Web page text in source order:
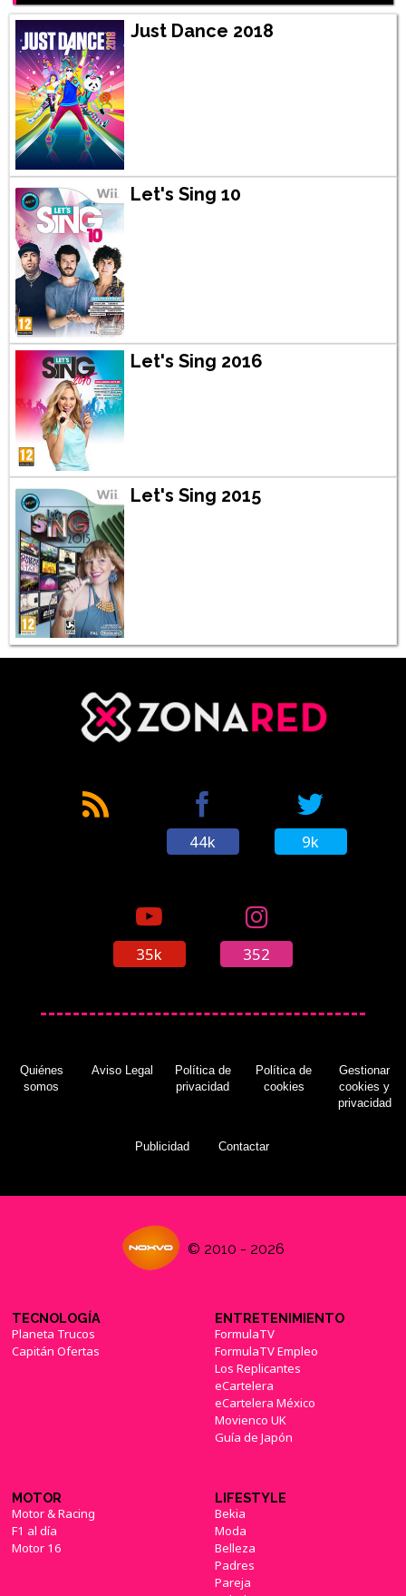
Just Dance 2018
Let's Sing 10
Let's Sing 2016
Let's Sing 2015
44k 9k
35k 352
Quiénes
somos
Aviso Legal
Política de
privacidad
Política de
cookies
Gestionar
cookies y
privacidad
Publicidad Contactar
© 2010 - 2026
TECNOLOGÍA
Planeta Trucos
Capitán Ofertas
ENTRETENIMIENTO
FormulaTV
FormulaTV Empleo
Los Replicantes
eCartelera
eCartelera México
Movienco UK
Guía de Japón
MOTOR
Motor & Racing
F1 al día
Motor 16
LIFESTYLE
Bekia
Moda
Belleza
Padres
Pareja